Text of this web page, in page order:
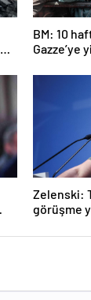
BM: 10
Gazze’ye
Zelenski:
görüşme